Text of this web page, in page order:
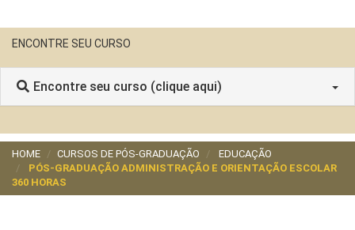
ENCONTRE SEU CURSO
Encontre seu curso (clique aqui)
HOME CURSOS DE PÓS-GRADUAÇÃO
EDUCAÇÃO
PÓS-GRADUAÇÃO ADMINISTRAÇÃO E ORIENTAÇÃO ESCOLAR
360 HORAS